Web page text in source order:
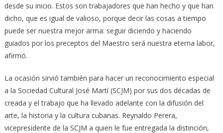
desde su inicio. Estos son trabajadores que han hecho y que han
dicho, que es igual de valioso, porque decir las cosas a tiempo
puede ser nuestra mejor arma: seguir diciendo y haciendo
guiados por los preceptos del Maestro será nuestra eterna labor,
afirmó.
La ocasión sirvió también para hacer un reconocimiento especial
a la Sociedad Cultural José Martí (SCJM) por sus dos décadas de
creada y el trabajo que ha llevado adelante con la difusión del
arte, la historia y la cultura cubanas. Reynaldo Perera,
vicepresidente de la SCJM a quien le fue entregada la distinción,